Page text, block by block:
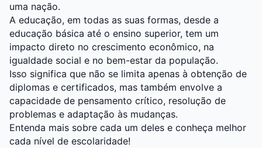
uma nação.
A educação, em todas as suas formas, desde a
educação básica até o ensino superior, tem um
impacto direto no crescimento econômico, na
igualdade social e no bem-estar da população.
Isso significa que não se limita apenas à obtenção de
diplomas e certificados, mas também envolve a
capacidade de pensamento crítico, resolução de
problemas e adaptação às mudanças.
Entenda mais sobre cada um deles e conheça melhor
cada nível de escolaridade!